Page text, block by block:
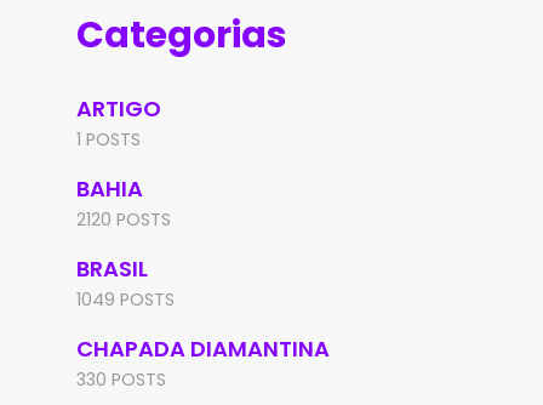
Categorias
ARTIGO
1 POSTS
BAHIA
2120 POSTS
BRASIL
1049 POSTS
CHAPADA DIAMANTINA
330 POSTS